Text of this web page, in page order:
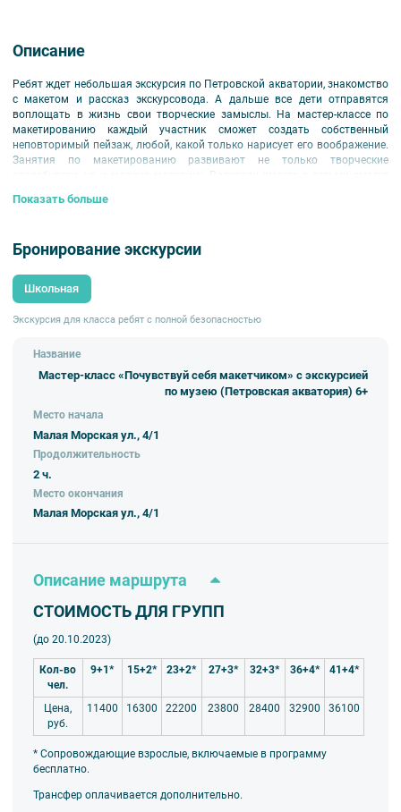
Описание
Ребят ждет небольшая экскурсия по Петровской акватории, знакомство
с макетом и рассказ экскурсовода. А дальше все дети отправятся
воплощать в жизнь свои творческие замыслы. На мастер-классе по
макетированию каждый участник сможет создать собственный
неповторимый пейзаж, любой, какой только нарисует его воображение.
Занятия по макетированию развивают не только творческие
способности, но и мелкую моторику. Родители вместе с детьми смогут
Показать больше
Бронирование экскурсии
Школьная
Экскурсия для класса ребят с полной безопасностью
Название
Мастер-класс «Почувствуй себя макетчиком» с экскурсией
по музею (Петровская акватория) 6+
Место начала
Малая Морская ул., 4/1
Продолжительность
2 ч.
Место окончания
Малая Морская ул., 4/1
Описание маршрута
СТОИМОСТЬ ДЛЯ ГРУПП
(до 20.10.2023)
Кол-во
чел.
9+1* 15+2* 23+2* 27+3* 32+3* 36+4* 41+4*
Цена,
руб.
11400 16300 22200 23800 28400 32900 36100
* Сопровождающие взрослые, включаемые в программу
бесплатно.
Трансфер оплачивается дополнительно.